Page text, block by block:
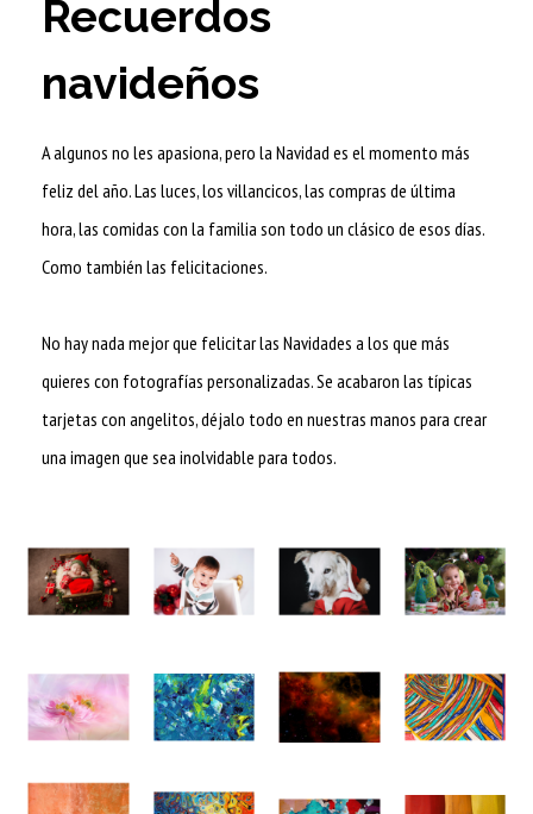
Recuerdos
navideños
A algunos no les apasiona, pero la Navidad es el momento más
feliz del año. Las luces, los villancicos, las compras de última
hora, las comidas con la familia son todo un clásico de esos días.
Como también las felicitaciones.
No hay nada mejor que felicitar las Navidades a los que más
quieres con fotografías personalizadas. Se acabaron las típicas
tarjetas con angelitos, déjalo todo en nuestras manos para crear
una imagen que sea inolvidable para todos.